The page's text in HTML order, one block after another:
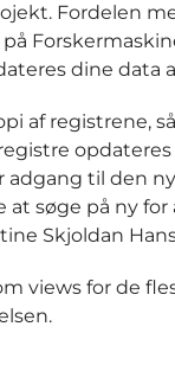
Fordelen
dine data
af registrene,
adgang til den
søge på ny
Skjoldan
views for de